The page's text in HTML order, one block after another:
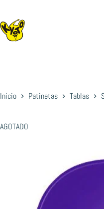
contenido
Inicio Patinetas Tablas
AGOTADO